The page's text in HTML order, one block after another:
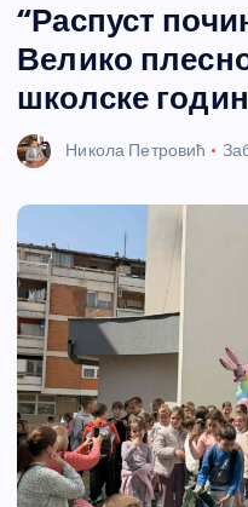
“Распуст
Велико
школске
Никола Петровић